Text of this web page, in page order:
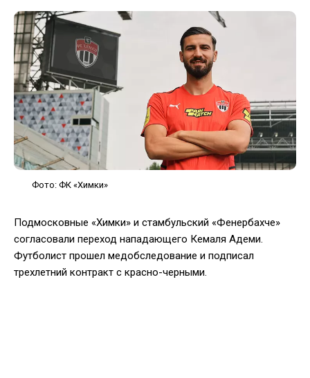
Фото: ФК «Химки»
Подмосковные «Химки» и стамбульский «Фенербахче»
согласовали переход нападающего Кемаля Адеми.
Футболист прошел медобследование и подписал
трехлетний контракт с красно-черными.